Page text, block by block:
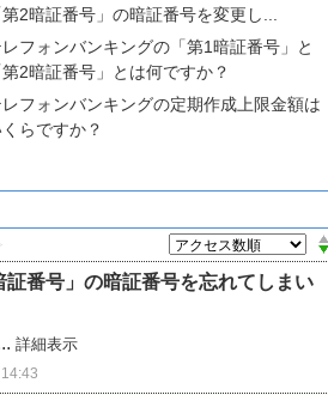
第2暗証番号」の暗証番号を変更し...
レフォンバンキングの「第1暗証番号」と
第2暗証番号」とは何ですか？
レフォンバンキングの定期作成上限金額は
らですか？
番号」の暗証番号を忘れてしまい
詳細表示